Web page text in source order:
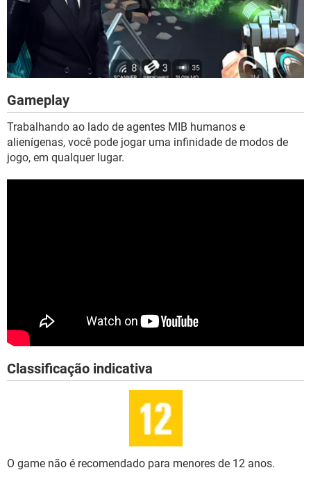
Gameplay
Trabalhando ao lado de agentes MIB humanos e
alienígenas, você pode jogar uma infinidade de modos de
jogo, em qualquer lugar.
Classificação indicativa
O game não é recomendado para menores de 12 anos.